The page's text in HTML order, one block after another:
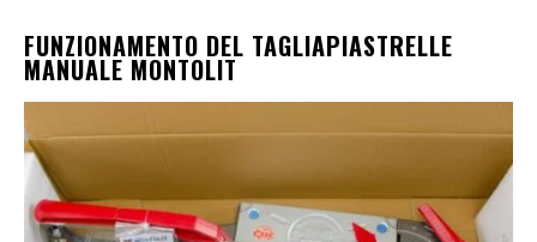
FUNZIONAMENTO DEL TAGLIAPIASTRELLE
MANUALE MONTOLIT